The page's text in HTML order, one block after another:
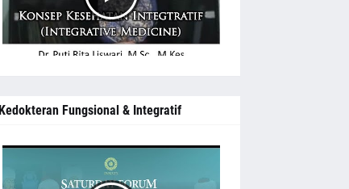
Kedokteran Fungsional & Integratif